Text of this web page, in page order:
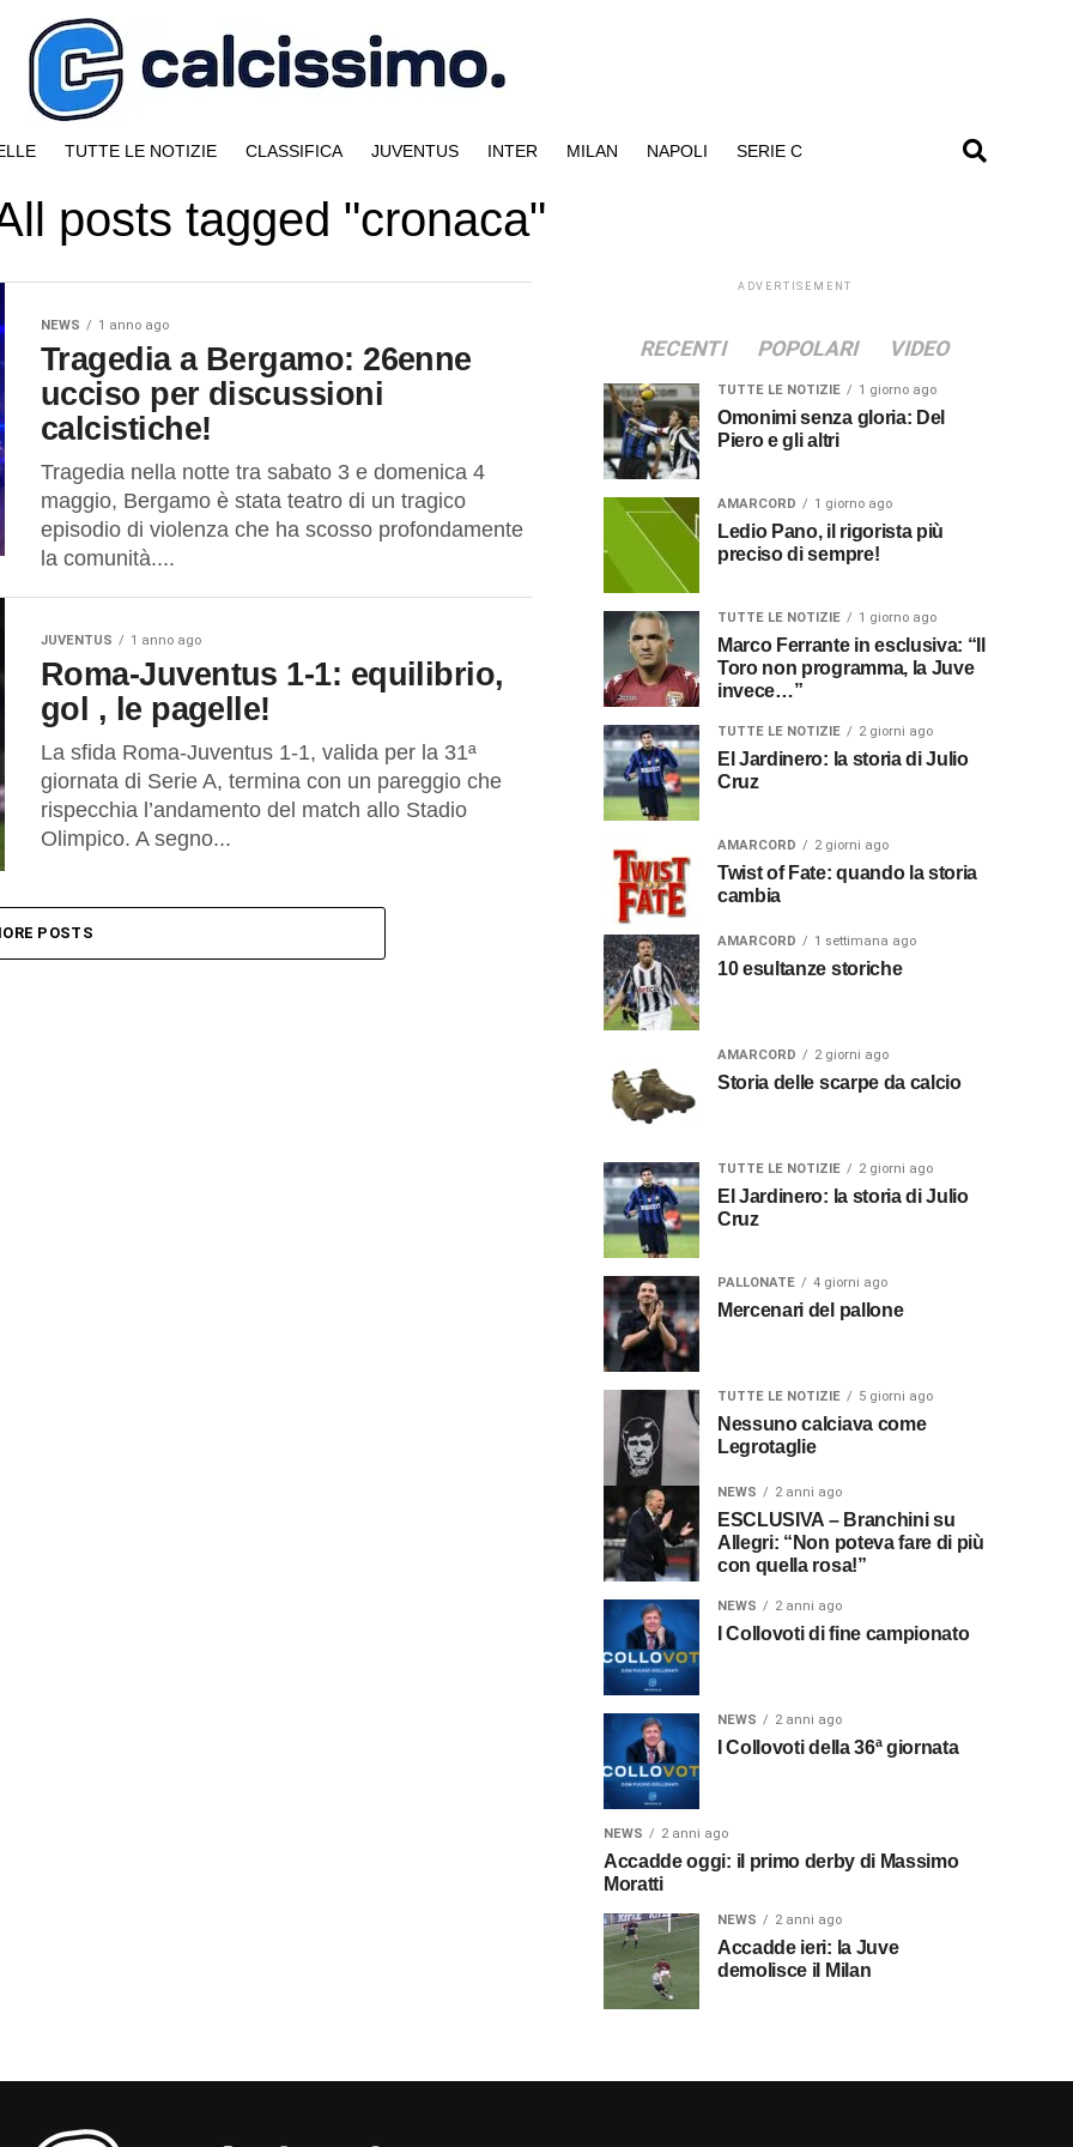
TUTTE LE NOTIZIE CLASSIFICA JUVENTUS INTER MILAN NAPOLI SERIE C
posts tagged "cronaca"
NEWS 1 anno ago
Tragedia a Bergamo: 26enne
ucciso per discussioni
calcistiche!
Tragedia nella notte tra sabato 3 e domenica 4
maggio, Bergamo è stata teatro di un tragico
episodio di violenza che ha scosso profondamente
la comunità....
JUVENTUS 1 anno ago
Roma-Juventus 1-1: equilibrio,
gol , le pagelle!
La sfida Roma-Juventus 1-1, valida per la 31ª
giornata di Serie A, termina con un pareggio che
rispecchia l’andamento del match allo Stadio
Olimpico. A segno...
POSTS
ADVERTISEMENT
RECENTI POPOLARI VIDEO
TUTTE LE NOTIZIE 1 giorno ago
Omonimi senza gloria: Del
Piero e gli altri
AMARCORD 1 giorno ago
Ledio Pano, il rigorista più
preciso di sempre!
TUTTE LE NOTIZIE 1 giorno ago
Marco Ferrante in esclusiva: “Il
Toro non programma, la Juve
invece…”
TUTTE LE NOTIZIE 2 giorni ago
El Jardinero: la storia di Julio
Cruz
AMARCORD 2 giorni ago
Twist of Fate: quando la storia
cambia
AMARCORD 1 settimana ago
10 esultanze storiche
AMARCORD 2 giorni ago
Storia delle scarpe da calcio
TUTTE LE NOTIZIE 2 giorni ago
El Jardinero: la storia di Julio
Cruz
PALLONATE 4 giorni ago
Mercenari del pallone
TUTTE LE NOTIZIE 5 giorni ago
Nessuno calciava come
Legrotaglie
NEWS 2 anni ago
ESCLUSIVA – Branchini su
Allegri: “Non poteva fare di più
con quella rosa!”
NEWS 2 anni ago
I Collovoti di fine campionato
NEWS 2 anni ago
I Collovoti della 36ª giornata
NEWS 2 anni ago
Accadde oggi: il primo derby di Massimo
Moratti
NEWS 2 anni ago
Accadde ieri: la Juve
demolisce il Milan